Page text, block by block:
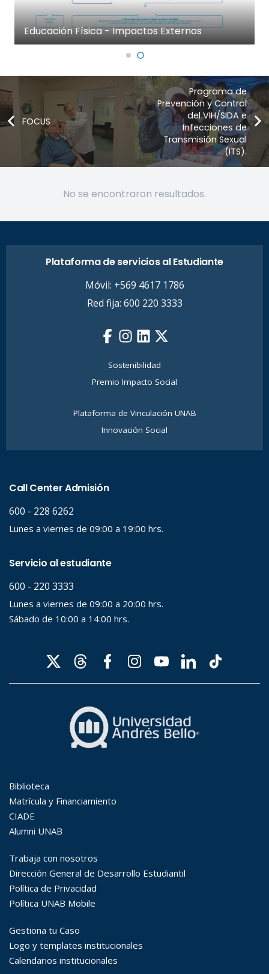
Educación Física - Impactos Externos
FOCUS
Programa de
Prevención y Control
del VIH/SIDA e
Infecciones de
Transmisión Sexual
(ITS).
No se encontraron resultados.